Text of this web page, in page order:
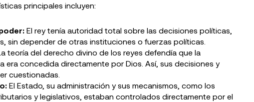
principales incluyen:
El rey tenía autoridad total sobre las decisiones políticas,
sin depender de otras instituciones o fuerzas políticas.
teoría del derecho divino de los reyes defendía que la
era concedida directamente por Dios. Así, sus decisiones y
cuestionadas.
El Estado, su administración y sus mecanismos, como los
y legislativos, estaban controlados directamente por el